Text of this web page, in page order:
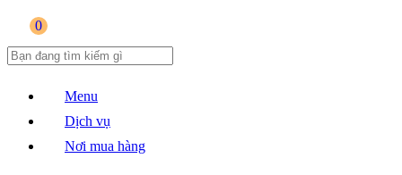
0
Menu
Dịch vụ
Nơi mua hàng